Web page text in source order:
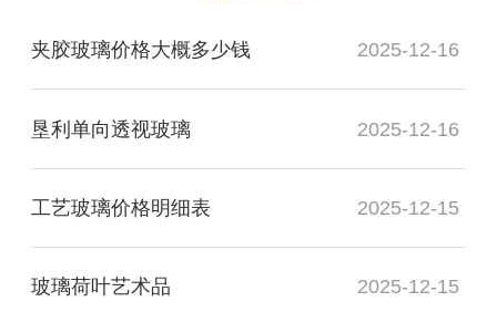
夹胶玻璃价格大概多少钱 2025-12-16
垦利单向透视玻璃 2025-12-16
工艺玻璃价格明细表 2025-12-15
玻璃荷叶艺术品 2025-12-15